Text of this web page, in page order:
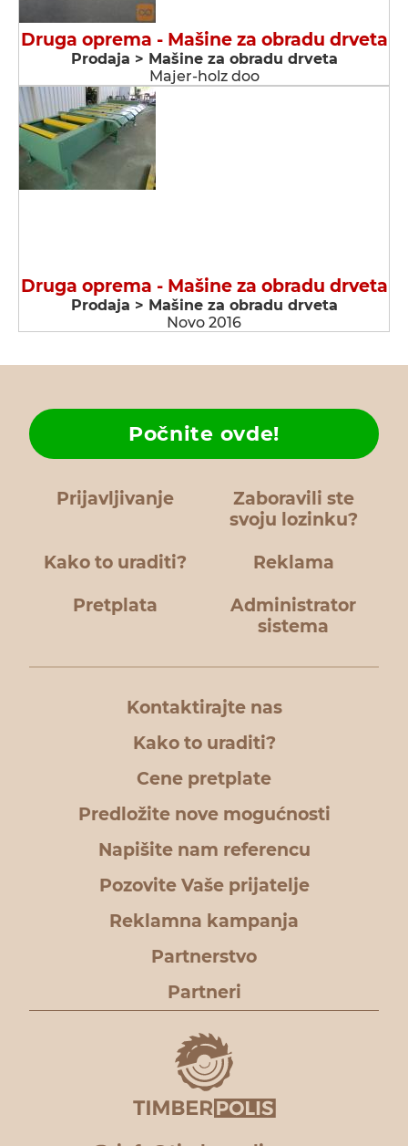
Druga oprema - Мašine za obradu drveta
Prodaja > Мašine za obradu drveta
Majer-holz doo
Druga oprema - Мašine za obradu drveta
Prodaja > Мašine za obradu drveta
Novo 2016
Prijavljivanje
Zaboravili ste
svoju lozinku?
Kako to uraditi?
Počnite ovde!
Reklama
Pretplata
Administrator
sistema
Kontaktirajte nas
Kako to uraditi?
Cene pretplate
Predložite nove mogućnosti
Napišite nam referencu
Pozovite Vaše prijatelje
Reklamna kampanja
Partnerstvo
Partneri